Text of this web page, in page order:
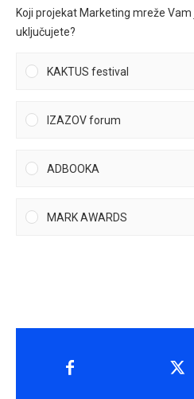
Koji projekat Marketing mreže
uključujete?
KAKTUS festival
IZAZOV forum
ADBOOKA
MARK AWARDS